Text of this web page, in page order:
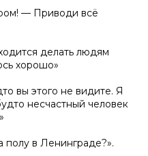
— Приводи всё
делать людям
хорошо»
вы этого не видите. Я
несчастный человек
полу в Ленинграде?».